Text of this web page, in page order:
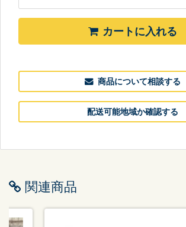
カートに入れる
商品について相談する
配送可能地域か確認する
関連商品